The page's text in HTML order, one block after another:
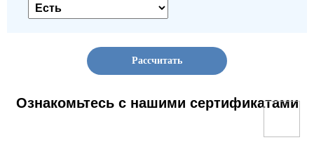
Рассчитать
Ознакомьтесь с нашими сертификатами